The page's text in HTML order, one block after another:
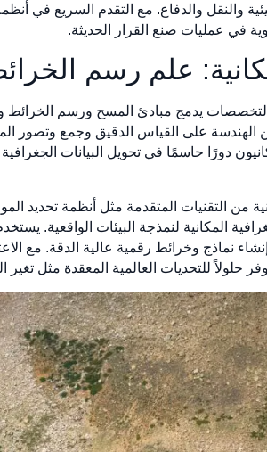
والنقل والدفاع. مع التقدم السريع في
في عمليات صنع القرار الحديثة.
علم رسم
يدمج مبادئ المسح ورسم الخرائط
من الهندسة على القياس الدقيق وجمع وتصور
دورًا حاسمًا في تحويل البيانات
المكانية لنمذجة البيئات الواقعية.
نماذج وخرائط رقمية عالية الدقة. مع
حلولاً للتحديات العالمية المعقدة مثل تغير